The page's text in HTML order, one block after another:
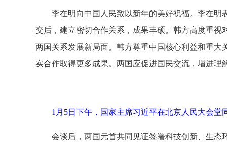
李在明向中国人民致以新年的美好祝福。李在
交后，建立密切合作关系，成果丰硕。韩方高度重
两国关系发展新局面。韩方尊重中国核心利益和重
实合作取得更多成果。两国应促进国民交流，增进
1月5日下午，国家主席习近平在北京人民大会
会谈后，两国元首共同见证签署科技创新、生态